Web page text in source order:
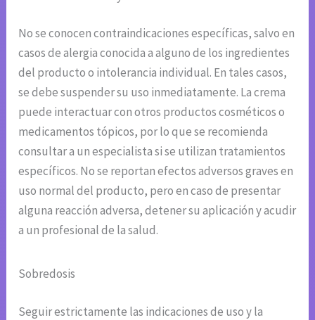
No se conocen contraindicaciones específicas, salvo en
casos de alergia conocida a alguno de los ingredientes
del producto o intolerancia individual. En tales casos,
se debe suspender su uso inmediatamente. La crema
puede interactuar con otros productos cosméticos o
medicamentos tópicos, por lo que se recomienda
consultar a un especialista si se utilizan tratamientos
específicos. No se reportan efectos adversos graves en
uso normal del producto, pero en caso de presentar
alguna reacción adversa, detener su aplicación y acudir
a un profesional de la salud.
Sobredosis
Seguir estrictamente las indicaciones de uso y la